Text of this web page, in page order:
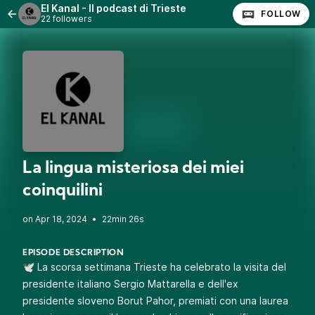
El Kanal - Il podcast di Trieste
22 followers FOLLOW
La lingua misteriosa dei miei
coinquilini
• 22min 26s
EPISODE DESCRIPTION
🕊️ La scorsa settimana Trieste ha celebrato la visita del
presidente italiano Sergio Mattarella e dell'ex
presidente sloveno Borut Pahor, premiati con una laurea